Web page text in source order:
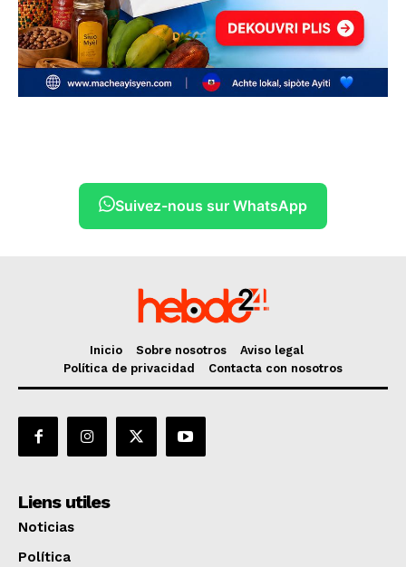
Suivez-nous sur WhatsApp
Inicio Sobre nosotros
Aviso legal
Política de privacidad
Contacta con nosotros
Liens utiles
Noticias
Política